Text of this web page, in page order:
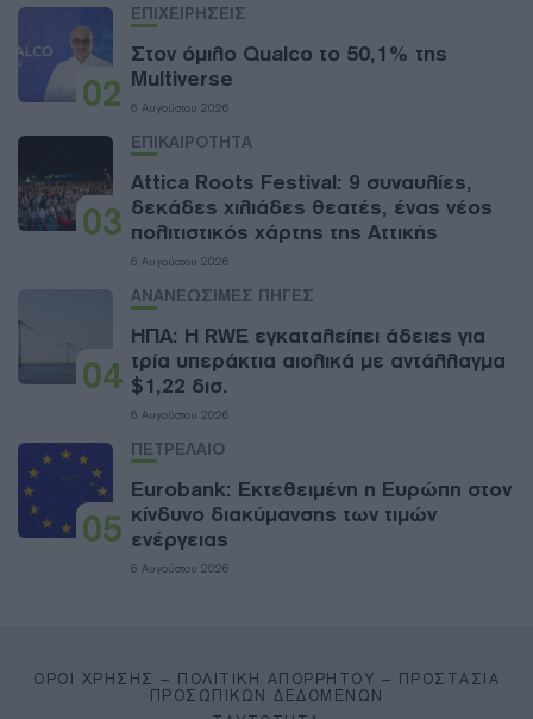
02
ΕΠΙΧΕΙΡΗΣΕΙΣ
Στον όμιλο Qualco το 50,1% της
Multiverse
6 Αυγούστου 2026
03
ΕΠΙΚΑΙΡΟΤΗΤΑ
Attica Roots Festival: 9 συναυλίες,
δεκάδες χιλιάδες θεατές, ένας νέος
πολιτιστικός χάρτης της Αττικής
6 Αυγούστου 2026
04
ΑΝΑΝΕΩΣΙΜΕΣ ΠΗΓΕΣ
ΗΠΑ: Η RWE εγκαταλείπει άδειες για
τρία υπεράκτια αιολικά με αντάλλαγμα
$1,22 δισ.
6 Αυγούστου 2026
05
ΠΕΤΡΕΛΑΙΟ
Eurobank: Εκτεθειμένη η Ευρώπη στον
κίνδυνο διακύμανσης των τιμών
ενέργειας
6 Αυγούστου 2026
ΌΡΟΙ ΧΡΉΣΗΣ – ΠΟΛΙΤΙΚΉ ΑΠΟΡΡΉΤΟΥ – ΠΡΟΣΤΑΣΊΑ
ΠΡΟΣΩΠΙΚΏΝ ΔΕΔΟΜΈΝΩΝ